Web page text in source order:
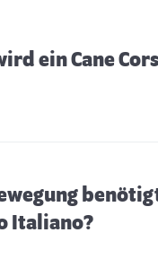
ein Cane
Italiano?